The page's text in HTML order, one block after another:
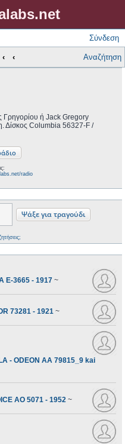
Σύνδεση
Αναζήτηση
Γρηγορίου ή Jack Gregory
Δίσκος Columbia 56327-F /
radio
3665 - 1917 ~
73281 - 1921 ~
- ODEON AA 79815_9 kai
AO 5071 - 1952 ~